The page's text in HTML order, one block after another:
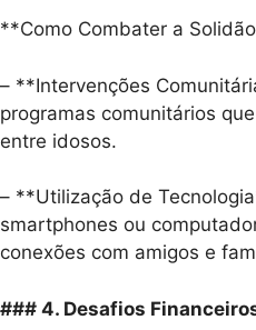
**Como Combater a
– **Intervenções
programas comunitários
entre idosos.
– **Utilização de
smartphones ou
conexões com amigos e
### 4. Desafios